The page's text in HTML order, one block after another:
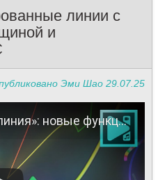
линии с
и
Эми Шао 29.07.25
о которых вам нужно знать!